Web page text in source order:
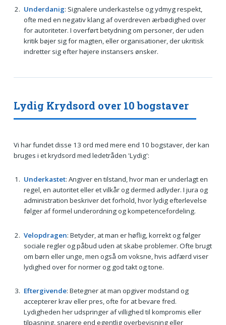
Underdanig: Signalere underkastelse og ydmyg respekt,
ofte med en negativ klang af overdreven ærbødighed over
for autoriteter. I overført betydning om personer, der uden
kritik bøjer sig for magten, eller organisationer, der ukritisk
indretter sig efter højere instansers ønsker.
Lydig Krydsord over 10 bogstaver
Vi har fundet disse 13 ord med mere end 10 bogstaver, der kan
bruges i et krydsord med ledetråden 'Lydig':
Underkastet: Angiver en tilstand, hvor man er underlagt en
regel, en autoritet eller et vilkår og dermed adlyder. I jura og
administration beskriver det forhold, hvor lydig efterlevelse
følger af formel underordning og kompetencefordeling.
Velopdragen: Betyder, at man er høflig, korrekt og følger
sociale regler og påbud uden at skabe problemer. Ofte brugt
om børn eller unge, men også om voksne, hvis adfærd viser
lydighed over for normer og god takt og tone.
Eftergivende: Betegner at man opgiver modstand og
accepterer krav eller pres, ofte for at bevare fred.
Lydigheden her udspringer af villighed til kompromis eller
tilpasning, snarere end egentlig overbevisning eller